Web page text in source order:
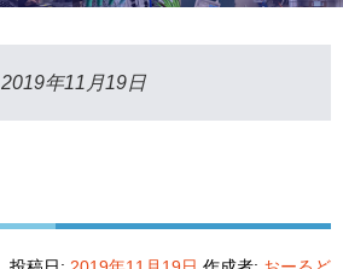
2019年11月19日